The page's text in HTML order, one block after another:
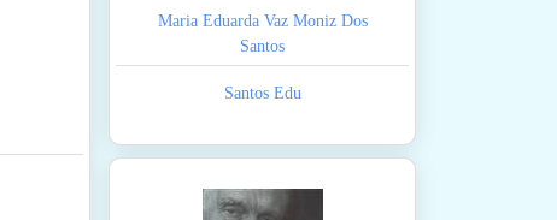
Maria Eduarda Vaz Moniz Dos
Santos
Santos Edu